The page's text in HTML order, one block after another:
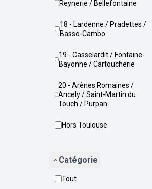
Reynerie / Bellefontaine
18 - Lardenne / Pradettes /
Basso-Cambo
19 - Casselardit / Fontaine-
Bayonne / Cartoucherie
20 - Arènes Romaines /
Ancely / Saint-Martin du
Touch / Purpan
Hors Toulouse
Catégorie
Tout